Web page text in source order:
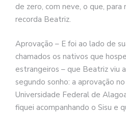
de zero, com neve, o que, para
recorda Beatriz.
Aprovação – E foi ao lado de
chamados os nativos que
estrangeiros – que Beatriz viu
segundo sonho: a aprovação
Universidade Federal de
fiquei acompanhando o Sisu e